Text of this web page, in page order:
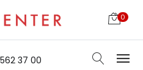
0
37 00